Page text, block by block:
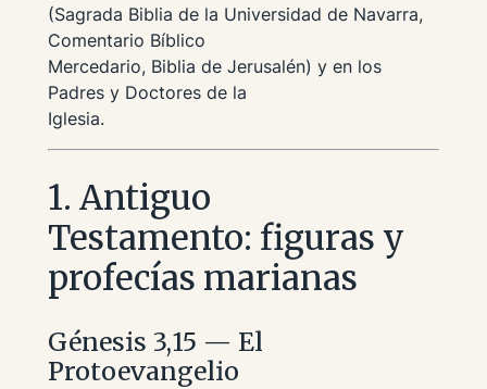
(Sagrada Biblia de la Universidad de Navarra,
Comentario Bíblico
Mercedario, Biblia de Jerusalén) y en los
Padres y Doctores de la
Iglesia.
1. Antiguo
Testamento: figuras y
profecías marianas
Génesis 3,15 — El
Protoevangelio